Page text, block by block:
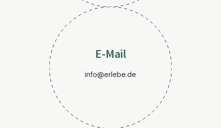
E-Mail
info@erlebe.de